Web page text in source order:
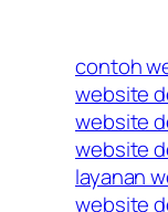
contoh
website
website
website
layanan
website